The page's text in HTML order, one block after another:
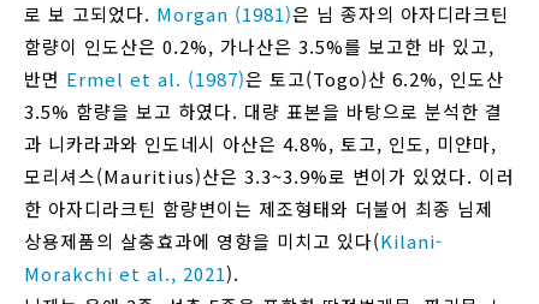
로 보 고되었다. Morgan (1981)은 님 종자의 아자디라크틴
함량이 인도산은 0.2%, 가나산은 3.5%를 보고한 바 있고,
반면 Ermel et al. (1987)은 토고(Togo)산 6.2%, 인도산
3.5% 함량을 보고 하였다. 대량 표본을 바탕으로 분석한 결
과 니카라과와 인도네시 아산은 4.8%, 토고, 인도, 미얀마,
모리셔스(Mauritius)산은 3.3~3.9%로 변이가 있었다. 이러
한 아자디라크틴 함량변이는 제조형태와 더불어 최종 님제
상용제품의 살충효과에 영향을 미치고 있다(Kilani-
Morakchi et al., 2021).